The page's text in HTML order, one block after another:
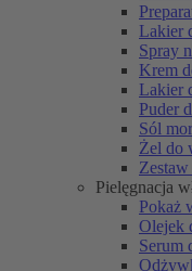
Lakier
Spray
Krem
Lakier
Puder
Sól
Żel do
Pielęgnacja
Pokaż
Olejek
Serum